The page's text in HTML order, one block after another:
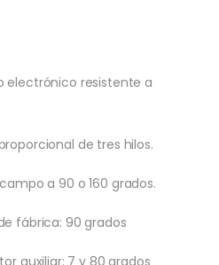
electrónico resistente a
de tres hilos.
a 90 o 160 grados.
fábrica: 90 grados